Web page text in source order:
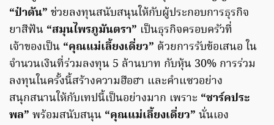
“ป๋าดัน” ช่วยลงทุนสนับสนุนให้กับผู้ประกอบการธุรกิจ
ยาสีฟัน “สมุนไพรภูมันตรา” เป็นธุรกิจครอบครัวที่
เจ้าของเป็น “คุณแม่เลี้ยงเดี่ยว” ด้วยการรับข้อเสนอ ใน
จำนวนเงินที่ร่วมลงทุน 5 ล้านบาท กับหุ้น 30% การร่วม
ลงทุนในครั้งนี้สร้างความฮือฮา และคำแซวอย่าง
สนุกสนานให้กับเทปนี้เป็นอย่างมาก เพราะ “ชาร์คประ
พล” พร้อมสนับสนุน “คุณแม่เลี้ยงเดี่ยว” นั่นเอง